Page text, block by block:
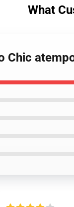
What
Chic